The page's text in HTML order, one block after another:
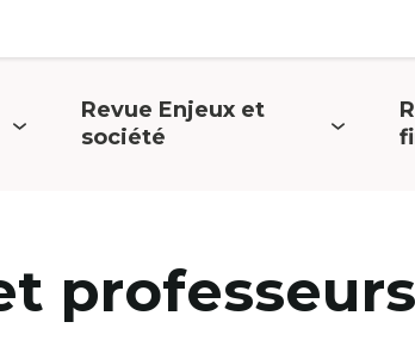
Ouvrir
Revue Enjeux et
société
professeurs